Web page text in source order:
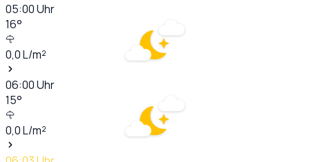
05:00Uhr
16°
0,0L/m²
06:00Uhr
15°
0,0L/m²